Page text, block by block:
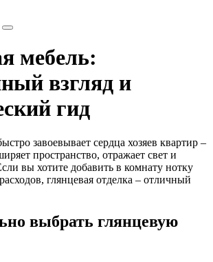
мебель:
взгляд и
гид
завоевывает сердца хозяев квартир –
пространство, отражает свет и
вы хотите добавить в комнату нотку
глянцевая отделка – отличный
выбрать глянцевую